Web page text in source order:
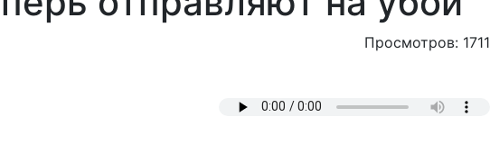
Просмотров: 1711